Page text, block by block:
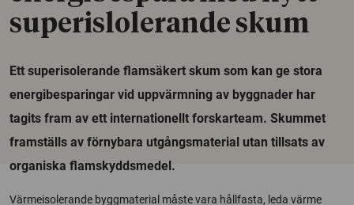
superislolerande skum
Ett superisolerande flamsäkert skum som kan ge stora
energibesparingar vid uppvärmning av byggnader har
tagits fram av ett internationellt forskarteam. Skummet
framställs av förnybara utgångsmaterial utan tillsats av
organiska flamskyddsmedel.
Värmeisolerande byggmaterial måste vara hållfasta, leda värme